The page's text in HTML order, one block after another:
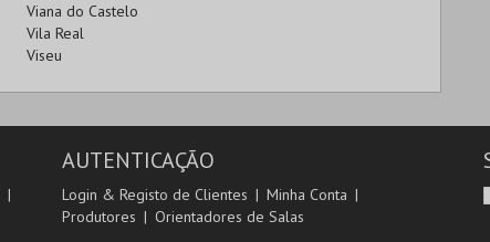
Viana do Castelo
Vila Real
Viseu
AUTENTICAÇÃO
Login & Registo de Clientes
Minha Conta
Produtores
Orientadores de Salas